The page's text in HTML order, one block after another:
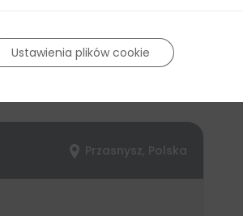
Przasnysz, Polska
Ustawienia plików cookie